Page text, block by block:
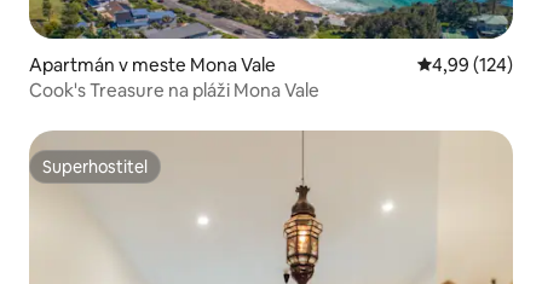
Apartmán v meste Mona Vale Priemerné
4,99 (124)
Cook's Treasure na pláži Mona Vale
Superhostiteľ
Superhostiteľ